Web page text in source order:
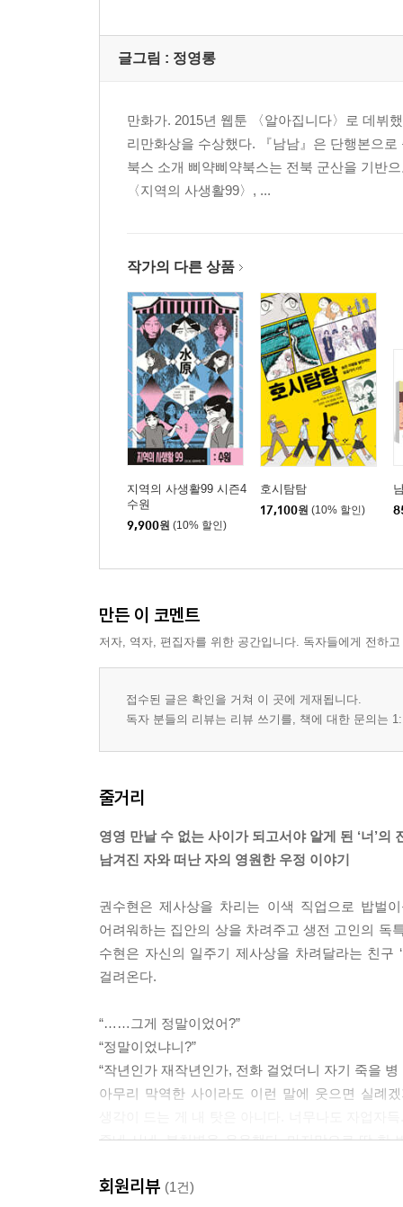
글그림 : 정영롱
만화가. 2015년 웹툰 〈알아집니다〉로 데뷔
리만화상을 수상했다. 『남남』은 단행본으
북스 소개 삐약삐약북스는 전북 군산을 기반
〈지역의 사생활99〉, ...
작가의 다른 상품
지역의 사생활99 시즌4
수원
9,900원 (10% 할인)
호시탐탐
17,100원 (10% 할인)
만든 이 코멘트
저자, 역자, 편집자를 위한 공간입니다. 독자들에게 전하
접수된 글은 확인을 거쳐 이 곳에 게재됩니다.
독자 분들의 리뷰는 리뷰 쓰기를, 책에 대한 문의는
줄거리
영영 만날 수 없는 사이가 되고서야 알게 된 ‘너’의
남겨진 자와 떠난 자의 영원한 우정 이야기
권수현은 제사상을 차리는 이색 직업으로 밥벌
어려워하는 집안의 상을 차려주고 생전 고인의 독
수현은 자신의 일주기 제사상을 차려달라는 친구
걸려온다.
“……그게 정말이었어?”
“정말이었냐니?”
“작년인가 재작년인가, 전화 걸었더니 자기 죽을
아무리 막역한 사이라도 이런 말에 웃으면 실례
죽네 사네, 불치병을 운운했다. 마지막으로 딱 한
회원리뷰 (1건)